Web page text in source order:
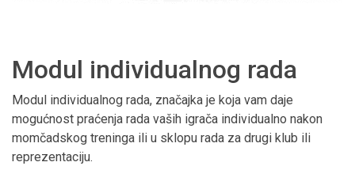
Modul individualnog rada
Modul individualnog rada, značajka je koja vam daje
mogućnost praćenja rada vaših igrača individualno nakon
momčadskog treninga ili u sklopu rada za drugi klub ili
reprezentaciju.